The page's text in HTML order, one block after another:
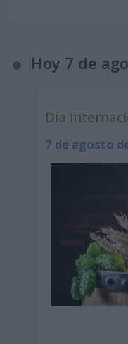
Hoy 7 de
Día
7 de agosto